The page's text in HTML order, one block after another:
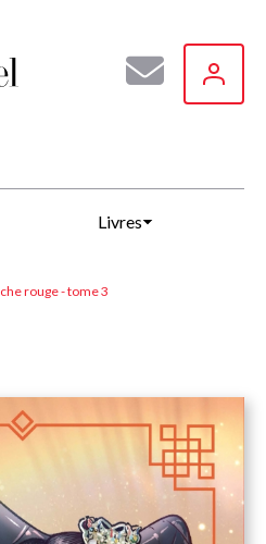
Livres
rouge - tome 3